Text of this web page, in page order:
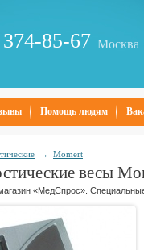
85-67 Москва
Помощь людям
→ Momert
весы
«МедСпрос».